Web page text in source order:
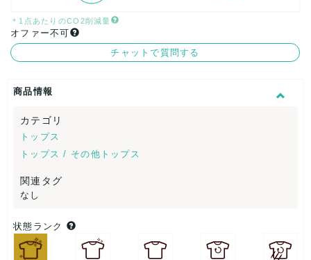
＊1点あたりのCO2削減量
オファー不可
チャットで質問する
商品情報
カテゴリ
トップス
トップス / その他トップス
関連タグ
なし
状態ランク